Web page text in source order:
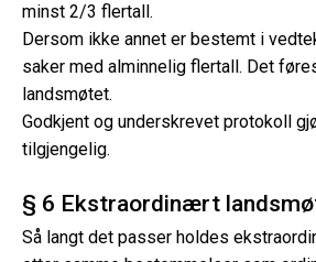
minst 2/3 flertall.
Dersom ikke annet er bestemt i
saker med alminnelig flertall. Det
landsmøtet.
Godkjent og underskrevet protokoll
tilgjengelig.
§ 6 Ekstraordinært
Så langt det passer holdes